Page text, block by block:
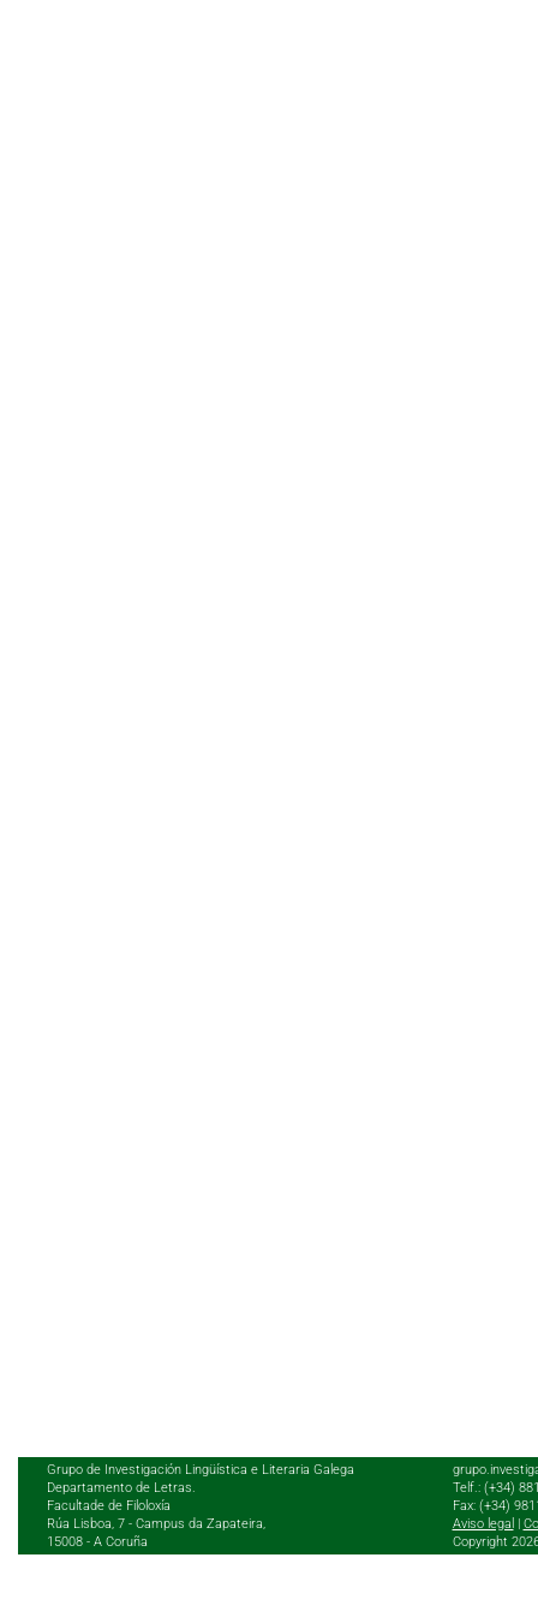
Grupo de Investigación Lingüística e Literaria Galega
Departamento de Letras.
Facultade de Filoloxía
Rúa Lisboa, 7 - Campus da Zapateira,
15008 - A Coruña
Telf.: (+34)
Fax: (+34)
Aviso legal
Copyright